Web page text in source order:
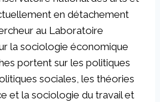
en détachement
au Laboratoire
la sociologie économique
portent sur les politiques
sociales, les théories
et la sociologie du travail et